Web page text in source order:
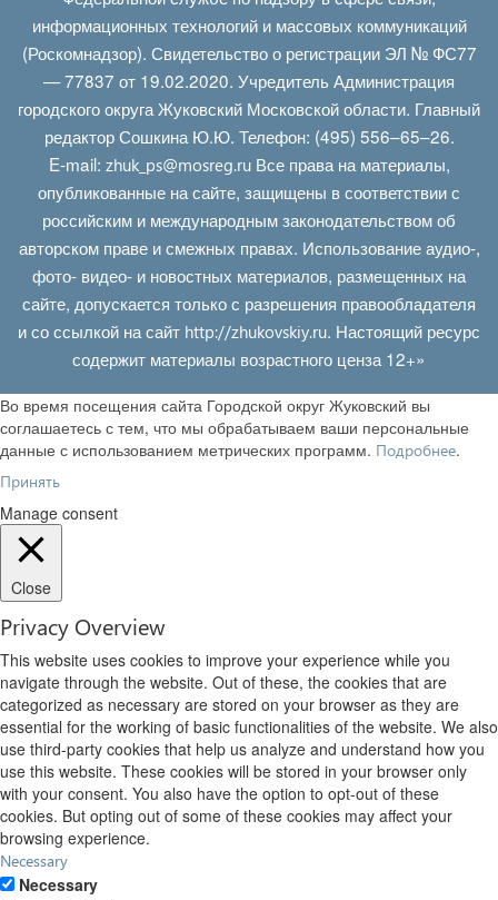
информационных технологий и массовых коммуникаций
(Роскомнадзор). Свидетельство о регистрации ЭЛ № ФС77
— 77837 от 19.02.2020. Учредитель Администрация
городского округа Жуковский Московской области. Главный
редактор Сошкина Ю.Ю. Телефон: (495) 556–65–26.
E‑mail: zhuk_ps@mosreg.ruВсе права на материалы,
опубликованные на сайте, защищены в соответствии с
российским и международным законодательством об
авторском праве и смежных правах. Использование аудио-,
фото- видео- и новостных материалов, размещенных на
сайте, допускается только с разрешения правообладателя
и со ссылкой на сайт http://zhukovskiy.ru. Настоящий ресурс
содержит материалы возрастного ценза 12+»
Во время посещения сайта Городской округ Жуковский вы
соглашаетесь с тем, что мы обрабатываем ваши персональные
данные с использованием метрических программ. Подробнее.
Принять
Manage consent
Close
Privacy Overview
This website uses cookies to improve your experience while you
navigate through the website. Out of these, the cookies that are
categorized as necessary are stored on your browser as they are
essential for the working of basic functionalities of the website. We also
use third-party cookies that help us analyze and understand how you
use this website. These cookies will be stored in your browser only
with your consent. You also have the option to opt-out of these
cookies. But opting out of some of these cookies may affect your
browsing experience.
Necessary
Necessary